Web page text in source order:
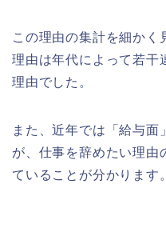
この理由の集計を細かく
理由は年代によって若干
理由でした。
また、近年では「給与面
が、仕事を辞めたい理由
ていることが分かります。